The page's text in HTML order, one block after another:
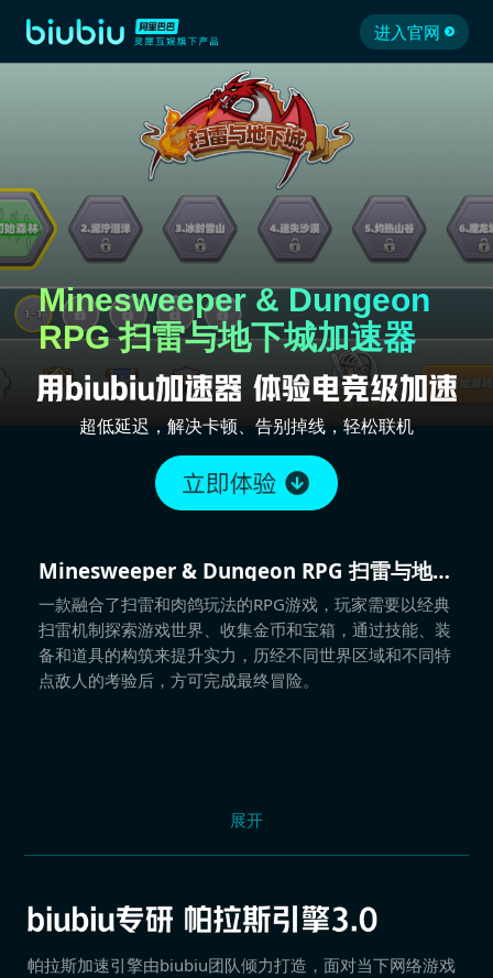
进入官网
Minesweeper & Dungeon
RPG 扫雷与地下城加速器
超低延迟，解决卡顿、告别掉线，轻松联机
Minesweeper & Dungeon RPG 扫雷与地下
城
一款融合了扫雷和肉鸽玩法的RPG游戏，玩家需要以经典
扫雷机制探索游戏世界、收集金币和宝箱，通过技能、装
备和道具的构筑来提升实力，历经不同世界区域和不同特
点敌人的考验后，方可完成最终冒险。
展开
帕拉斯加速引擎由biubiu团队倾力打造，面对当下网络游戏